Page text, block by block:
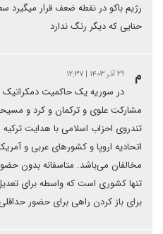
رژیم باکو در نقطه ضعف قرار
حنایی که دیگر رنگ ندارد
م ۲۹ آذر ۱۴۰۳ | ۱۲:۳۷
در سوریه یک حاکمیت دمکراتیک
مشارکت علوی و ترکمان و کرد و
تندروی احزاب اسلامی با هدایت
اتحادیه ارو‌پا و کشورهای عربی و
مخالفان می‌باشد. متاسفانه بدون
تنها کشوری است که واسطه برای
برای باز کردن راهی برای حضور حداقلی